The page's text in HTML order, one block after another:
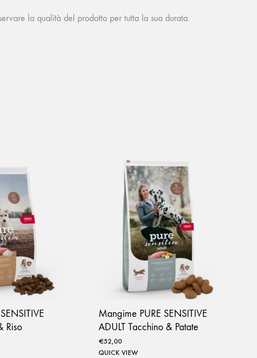
la qualità del prodotto per tutta la sua durata.
Riso
Mangime PURE SENSITIVE
ADULT Tacchino & Patate
€52,00
QUICK VIEW